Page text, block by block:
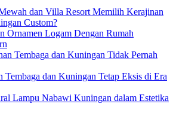
dan Villa Resort Memilih Kerajinan
Custom?
Ornamen Logam Dengan Rumah
Tembaga dan Kuningan Tidak Pernah
Tembaga dan Kuningan Tetap Eksis di Era
Lampu Nabawi Kuningan dalam Estetika